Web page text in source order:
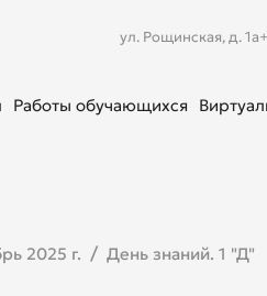
ул. Рощинская, д. 1а
Работы обучающихся
2025 г. День знаний. 1 "Д"